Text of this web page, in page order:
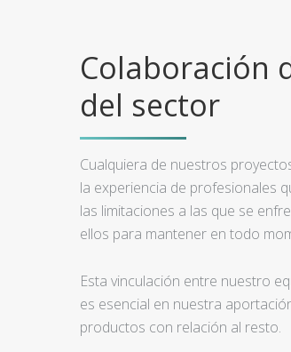
Colaboración
del sector
Cualquiera de nuestros
la experiencia de profesionales
las limitaciones a las que se
ellos para mantener en todo
Esta vinculación entre nuestro
es esencial en nuestra
productos con relación al resto.